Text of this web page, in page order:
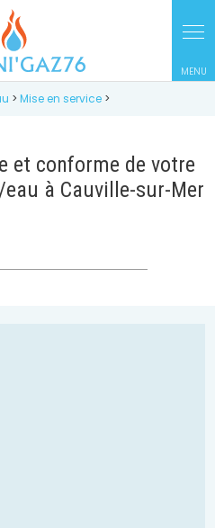
>Mise en service >
et conforme de votre
à Cauville-sur-Mer